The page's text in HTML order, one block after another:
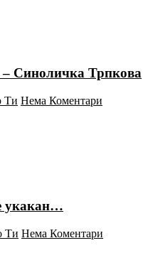
– Синоличка Трпкова
Ти Нема Коментари
укакан…
Ти Нема Коментари